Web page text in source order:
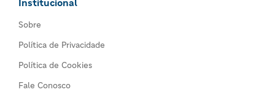
Institucional
Sobre
Política de Privacidade
Política de Cookies
Fale Conosco